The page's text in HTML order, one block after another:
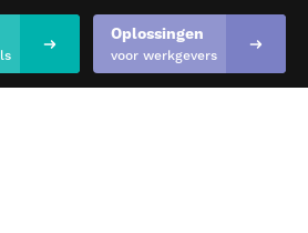
& kennis"
Oplossingen
voor werkgevers